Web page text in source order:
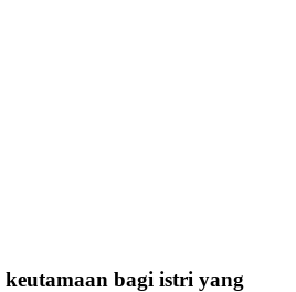
bagi istri yang